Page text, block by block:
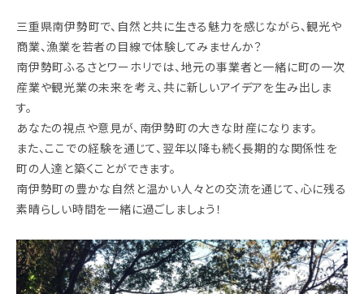
三重県南伊勢町で、自然と共に生きる魅力を感じながら、観光や
商業、漁業を若者の目線で体験してみませんか？
南伊勢町ふるさとワーホリでは、地元の事業者と一緒に町の一次
産業や観光業の未来を考え、共に新しいアイデアを生み出しま
す。
あなたの視点や意見が、南伊勢町の大きな財産になります。
また、ここでの経験を通じて、翌年以降も続く長期的な関係性を
町の人達と築くことができます。
南伊勢町の豊かな自然と温かい人々との交流を通じて、心に残る
素晴らしい時間を一緒に過ごしましょう！